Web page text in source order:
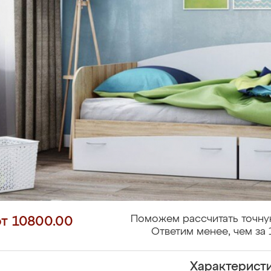
10800.00
Поможем рассчитать
Ответим менее, чем за